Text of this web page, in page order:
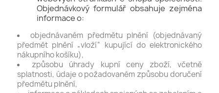
Objednávkový formulář obsahuje zejména
informace o:
objednávaném předmětu plnění (objednávaný
předmět plnění „vloží“ kupující do elektronického
nákupního košíku),
způsobu úhrady kupní ceny zboží, včetně
splatnosti, údaje o požadovaném způsobu doručení
předmětu plnění,